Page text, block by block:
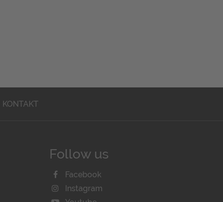
KONTAKT
Follow us
Facebook
Instagram